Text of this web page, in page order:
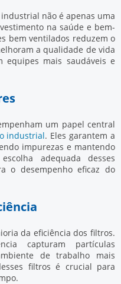
não é apenas uma
na saúde e bem-
bem ventilados reduzem o
a qualidade de vida
equipes mais saudáveis e
um papel central
industrial. Eles garantem a
impurezas e mantendo
adequada desses
o desempenho eficaz do
da eficiência dos filtros.
capturam partículas
de trabalho mais
filtros é crucial para